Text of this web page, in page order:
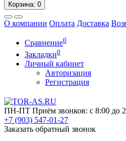
Корзина: 0
О компании Оплата Доставка
Сравнение0
Закладки0
Личный кабинет
Авторизация
Регистрация
ПН-ПТ Приём звонков: с 8:00 до
+7 (903) 547-01-27
Заказать обратный звонок